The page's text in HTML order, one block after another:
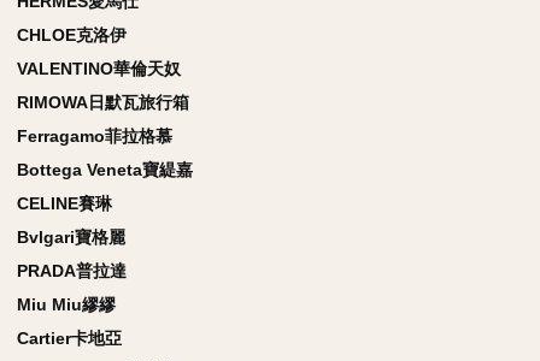
CHLOE克洛伊
VALENTINO華倫天奴
RIMOWA日默瓦旅行箱
Ferragamo菲拉格慕
Bottega Veneta寶緹嘉
CELINE賽琳
Bvlgari寶格麗
PRADA普拉達
Miu Miu繆繆
Cartier卡地亞